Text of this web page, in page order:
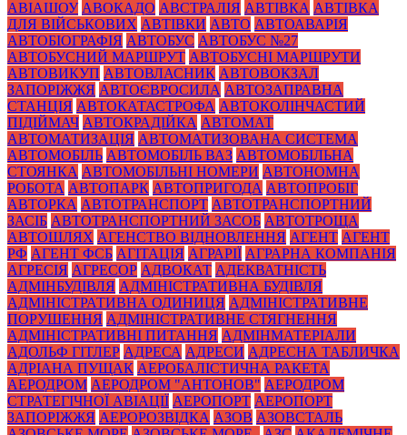
АВІАШОУ АВОКАДО АВСТРАЛІЯ АВТІВКА АВТІВКА
ДЛЯ ВІЙСЬКОВИХ АВТІВКИ АВТО АВТОАВАРІЯ
АВТОБІОГРАФІЯ АВТОБУС АВТОБУС №27
АВТОБУСНИЙ МАРШРУТ АВТОБУСНІ МАРШРУТИ
АВТОВИКУП АВТОВЛАСНИК АВТОВОКЗАЛ
ЗАПОРІЖЖЯ АВТОЄВРОСИЛА АВТОЗАПРАВНА
СТАНЦІЯ АВТОКАТАСТРОФА АВТОКОЛІНЧАСТИЙ
ПІДІЙМАЧ АВТОКРАДІЙКА АВТОМАТ
АВТОМАТИЗАЦІЯ АВТОМАТИЗОВАНА СИСТЕМА
АВТОМОБІЛЬ АВТОМОБІЛЬ ВАЗ АВТОМОБІЛЬНА
СТОЯНКА АВТОМОБІЛЬНІ НОМЕРИ АВТОНОМНА
РОБОТА АВТОПАРК АВТОПРИГОДА АВТОПРОБІГ
АВТОРКА АВТОТРАНСПОРТ АВТОТРАНСПОРТНИЙ
ЗАСІБ АВТОТРАНСПОРТНИЙ ЗАСОБ АВТОТРОЩА
АВТОШЛЯХ АГЕНСТВО ВІДНОВЛЕННЯ АГЕНТ АГЕНТ
РФ АГЕНТ ФСБ АГІТАЦІЯ АГРАРІЇ АГРАРНА КОМПАНІЯ
АГРЕСІЯ АГРЕСОР АДВОКАТ АДЕКВАТНІСТЬ
АДМІНБУДІВЛЯ АДМІНІСТРАТИВНА БУДІВЛЯ
АДМІНІСТРАТИВНА ОДИНИЦЯ АДМІНІСТРАТИВНЕ
ПОРУШЕННЯ АДМІНІСТРАТИВНЕ СТЯГНЕННЯ
АДМІНІСТРАТИВНІ ПИТАННЯ АДМІНМАТЕРІАЛИ
АДОЛЬФ ГІТЛЕР АДРЕСА АДРЕСИ АДРЕСНА ТАБЛИЧКА
АДРІАНА ПУЩАК АЕРОБАЛІСТИЧНА РАКЕТА
АЕРОДРОМ АЕРОДРОМ "АНТОНОВ" АЕРОДРОМ
СТРАТЕГІЧНОЇ АВІАЦІЇ АЕРОПОРТ АЕРОПОРТ
ЗАПОРІЖЖЯ АЕРОРОЗВІДКА АЗОВ АЗОВСТАЛЬ